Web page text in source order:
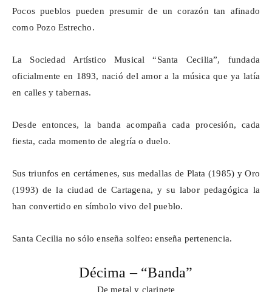
Pocos pueblos pueden presumir de un corazón tan afinado
como Pozo Estrecho.
La Sociedad Artístico Musical “Santa Cecilia”, fundada
oficialmente en 1893, nació del amor a la música que ya latía
en calles y tabernas.
Desde entonces, la banda acompaña cada procesión, cada
fiesta, cada momento de alegría o duelo.
Sus triunfos en certámenes, sus medallas de Plata (1985) y Oro
(1993) de la ciudad de Cartagena, y su labor pedagógica la
han convertido en símbolo vivo del pueblo.
Santa Cecilia no sólo enseña solfeo: enseña pertenencia.
Décima – “Banda”
De metal y clarinete